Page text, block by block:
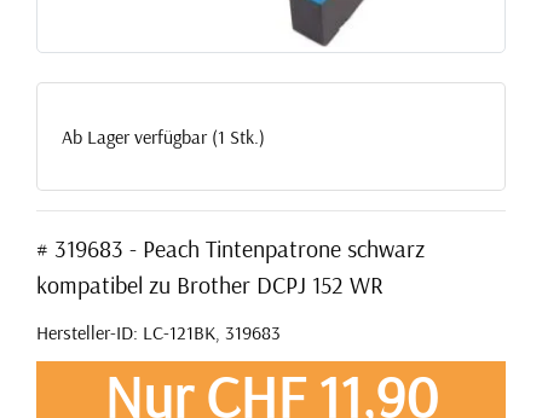
Ab Lager verfügbar (1 Stk.)
# 319683 - Peach Tintenpatrone schwarz
kompatibel zu Brother DCPJ 152 WR
Hersteller-ID: LC-121BK, 319683
Nur CHF 11,90